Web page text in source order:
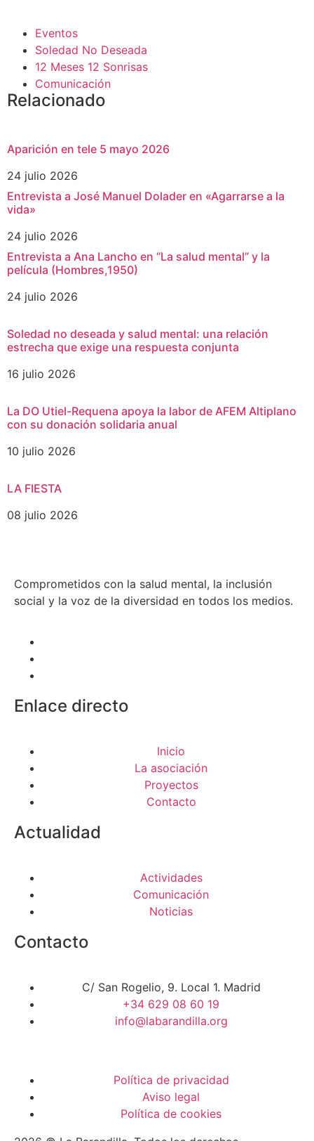
Eventos
Soledad No Deseada
12 Meses 12 Sonrisas
Comunicación
Relacionado
Aparición en tele 5 mayo 2026
24 julio 2026
Entrevista a José Manuel Dolader en «Agarrarse a la
vida»
24 julio 2026
Entrevista a Ana Lancho en “La salud mental” y la
película (Hombres,1950)
24 julio 2026
Soledad no deseada y salud mental: una relación
estrecha que exige una respuesta conjunta
16 julio 2026
La DO Utiel-Requena apoya la labor de AFEM Altiplano
con su donación solidaria anual
10 julio 2026
LA FIESTA
08 julio 2026
Comprometidos con la salud mental, la inclusión
social y la voz de la diversidad en todos los medios.
Enlace directo
Inicio
La asociación
Proyectos
Contacto
Actualidad
Actividades
Comunicación
Noticias
Contacto
C/ San Rogelio, 9. Local 1. Madrid
+34 629 08 60 19
info@labarandilla.org
Política de privacidad
Aviso legal
Política de cookies